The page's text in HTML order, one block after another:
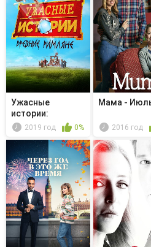
Ужасные
истории:
Древние
2019 год 0%
Мама -
2016 год